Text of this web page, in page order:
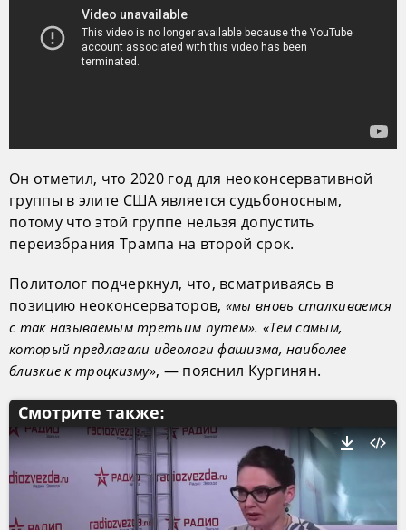
Он отметил, что 2020 год для неоконсервативной
группы в элите США является судьбоносным,
потому что этой группе нельзя допустить
переизбрания Трампа на второй срок.
Политолог подчеркнул, что, всматриваясь в
позицию неоконсерваторов, «мы вновь сталкиваемся
с так называемым третьим путем». «Тем самым,
который предлагали идеологи фашизма, наиболее
близкие к троцкизму», — пояснил Кургинян.
Смотрите также: